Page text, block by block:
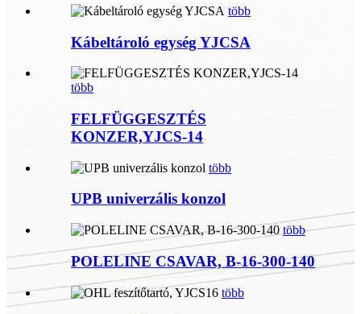
több
Kábeltároló egység YJCSA
több
FELFÜGGESZTÉS
KONZER,YJCS-14
több
UPB univerzális konzol
több
POLELINE CSAVAR, B-16-300-140
több